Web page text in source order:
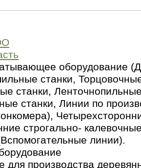
оборудование
станки,
станки,
станки, Линии по
строгально-
линии).
для производства